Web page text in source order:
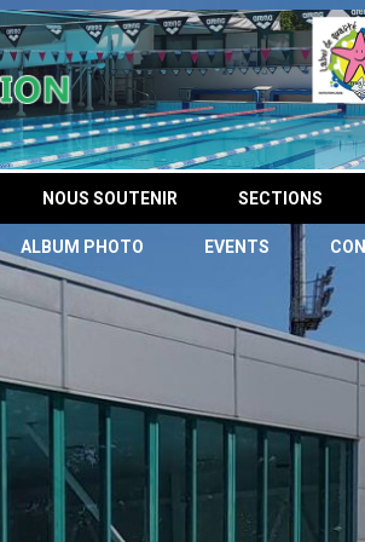
NOUS SOUTENIR SECTIONS
ALBUM PHOTO EVENTS